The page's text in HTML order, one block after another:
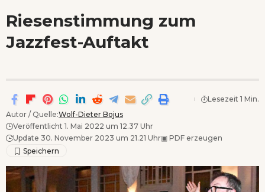
Wenn Orte erzählen ...
Riesenstimmung zum
Jazzfest-Auftakt
Autor / Quelle:Wolf-Dieter Bojus
Veröffentlicht 1. Mai 2022 um 12.37 Uhr
Update 30. November 2023 um 21.21 Uhr▣ PDF erzeugen
Lesezeit 1 Min.